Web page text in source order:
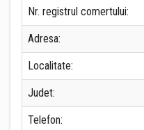
Nr. registrul comertului:
Adresa:
Localitate:
Judet:
Telefon: